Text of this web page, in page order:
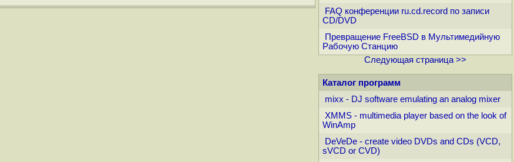
FAQ конференции ru.cd.record по записи
CD/DVD
Превращение FreeBSD в Мультимедийную
Рабочую Станцию
Следующая страница >>
Каталог программ
mixx - DJ software emulating an analog mixer
XMMS - multimedia player based on the look of
WinAmp
DeVeDe - create video DVDs and CDs (VCD,
sVCD or CVD)